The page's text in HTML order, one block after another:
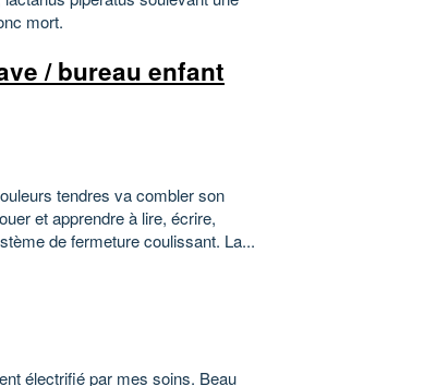
mort.
/ bureau enfant
tendres va combler son
et apprendre à lire, écrire,
de fermeture coulissant. La...
électrifié par mes soins. Beau